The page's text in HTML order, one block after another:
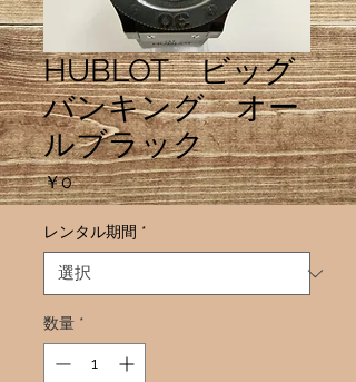
HUBLOT ビッグ
バンキング オー
ルブラック
￥0価
格
レンタル期間 *
数量 *